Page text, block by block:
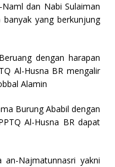
dan Nabi Sulaiman
yang berkunjung
dengan harapan
Al-Husna BR mengalir
Alamin
Burung Ababil dengan
Al-Husna BR dapat
an-Najmatunnasri yakni